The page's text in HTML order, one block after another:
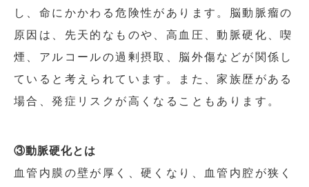
し、命にかかわる危険性があります。脳動脈瘤の
原因は、先天的なものや、高血圧、動脈硬化、喫
煙、アルコールの過剰摂取、脳外傷などが関係し
ていると考えられています。また、家族歴がある
場合、発症リスクが高くなることもあります。
③動脈硬化とは
血管内膜の壁が厚く、硬くなり、血管内腔が狭く